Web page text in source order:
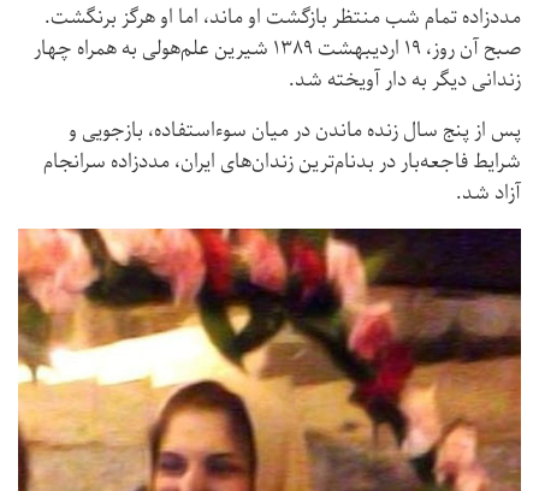
مددزاده تمام شب منتظر بازگشت او ماند، اما او هرگز برنگشت.
صبح آن روز، ۱۹ اردیبهشت ۱۳۸۹ شیرین علم‌هولی به همراه چهار
زندانی دیگر به دار آویخته شد.
پس از پنج سال زنده ماندن در میان سوءاستفاده، بازجویی و
شرایط فاجعه‌بار در بدنام‌ترین زندان‌های ایران، مددزاده سرانجام
آزاد شد.